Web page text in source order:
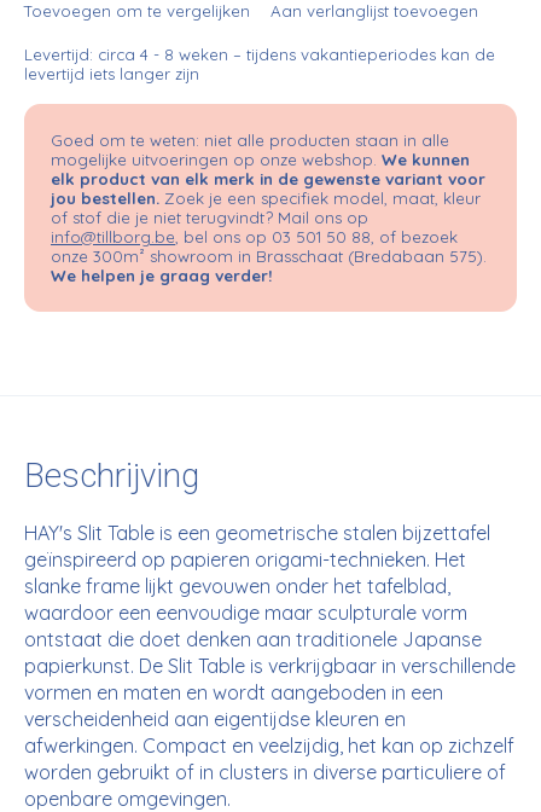
Toevoegen om te vergelijken Aan verlanglijst toevoegen
Levertijd: circa 4 - 8 weken – tijdens vakantieperiodes kan de
levertijd iets langer zijn
Goed om te weten: niet alle producten staan in alle
mogelijke uitvoeringen op onze webshop. We kunnen
elk product van elk merk in de gewenste variant voor
jou bestellen. Zoek je een specifiek model, maat, kleur
of stof die je niet terugvindt? Mail ons op
info@tillborg.be , bel ons op 03 501 50 88, of bezoek
onze 300m² showroom in Brasschaat (Bredabaan 575).
We helpen je graag verder!
Beschrijving
HAY's Slit Table is een geometrische stalen bijzettafel
geïnspireerd op papieren origami-technieken. Het
slanke frame lijkt gevouwen onder het tafelblad,
waardoor een eenvoudige maar sculpturale vorm
ontstaat die doet denken aan traditionele Japanse
papierkunst. De Slit Table is verkrijgbaar in verschillende
vormen en maten en wordt aangeboden in een
verscheidenheid aan eigentijdse kleuren en
afwerkingen. Compact en veelzijdig, het kan op zichzelf
worden gebruikt of in clusters in diverse particuliere of
openbare omgevingen.